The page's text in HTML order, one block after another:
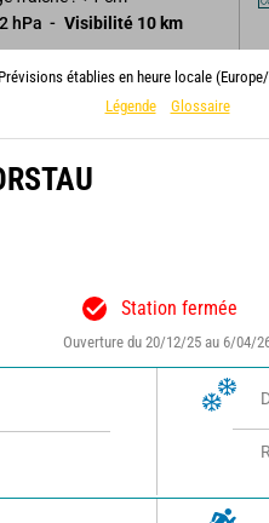
hPa Visibilité 10 km
Prévisions établies en heure locale (Europe/
Légende
Glossaire
Station fermée
Ouverture du 20/12/25 au 6/04/